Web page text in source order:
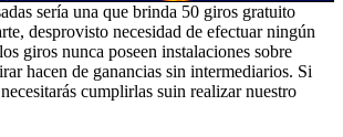
serí­a una que brinda 50 giros gratuito
desprovisto necesidad de efectuar ningún
giros nunca poseen instalaciones sobre
hacen de ganancias sin intermediarios. Si
cumplirlas suin realizar nuestro